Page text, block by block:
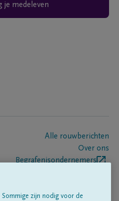
je medeleven
Alle rouwberichten
Over ons
Begrafenisondernemers
zijn nodig voor de